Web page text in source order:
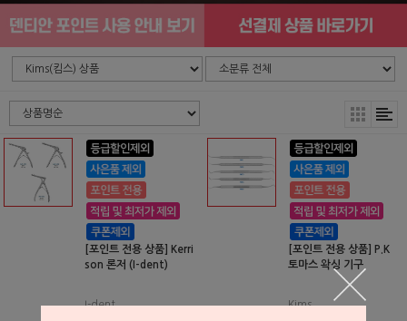
[포인트 전용 상품] Kerri
son 론저 (I-dent)
I-dent
[포인트 전용 상품] P.K
토마스 왁싱 기구
Kims